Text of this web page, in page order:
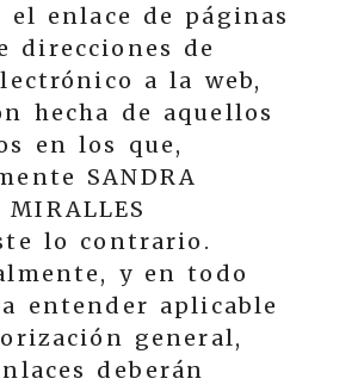
el enlace de páginas
direcciones de
a la web,
hecha de aquellos
en los que,
SANDRA
MIRALLES
lo contrario.
y en todo
entender aplicable
general,
deberán